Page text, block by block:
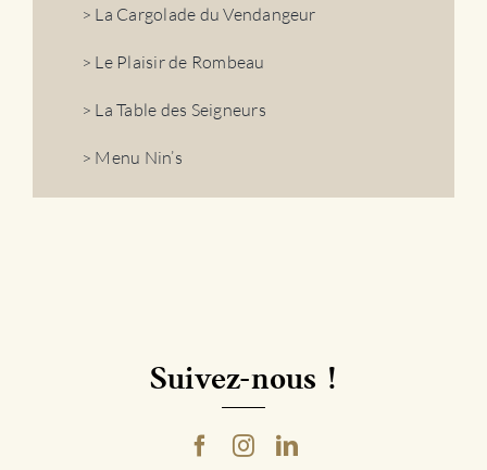
> La Cargolade du Vendangeur
> Le Plaisir de Rombeau
> La Table des Seigneurs
> Menu Nin’s
Suivez-nous !